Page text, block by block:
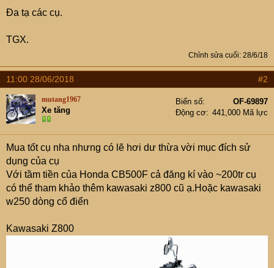
Đa tạ các cụ.
TGX.
Chỉnh sửa cuối: 28/6/18
11:00 28/06/2018 #2
mutang1967
Xe tăng
Biển số
OF-69897
Động cơ
441,000 Mã lực
Mua tốt cụ nha nhưng có lẽ hơi dư thừa vời mục đích sử
dụng của cụ
Với tầm tiền của Honda CB500F cả đăng kí vào ~200tr cụ
có thể tham khảo thêm kawasaki z800 cũ ạ.Hoặc kawasaki
w250 dòng cổ điển
Kawasaki Z800